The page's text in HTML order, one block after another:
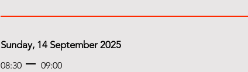
Sunday, 14 September 2025
08:30 09:00